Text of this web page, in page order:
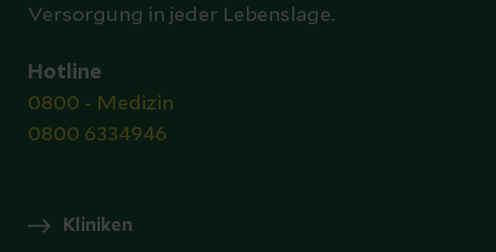
Versorgung in jeder Lebenslage.
Hotline
0800 - Medizin
0800 6334946
Kliniken